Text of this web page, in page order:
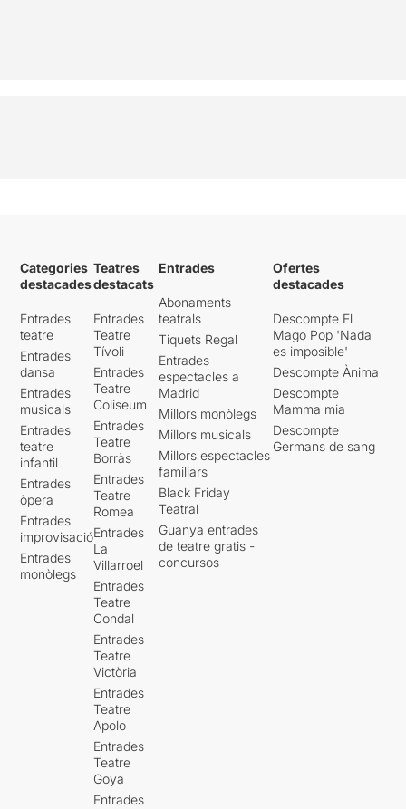
Categories
destacades
Entrades
teatre
Entrades
dansa
Entrades
musicals
Entrades
teatre
infantil
Entrades
òpera
Entrades
improvisació
Entrades
monòlegs
Teatres
destacats
Entrades
Teatre
Tívoli
Entrades
Teatre
Coliseum
Entrades
Teatre
Borràs
Entrades
Teatre
Romea
Entrades
La
Villarroel
Entrades
Teatre
Condal
Entrades
Teatre
Victòria
Entrades
Teatre
Apolo
Entrades
Teatre
Goya
Entrades
Entrades
Abonaments
teatrals
Tiquets Regal
Entrades
espectacles a
Madrid
Millors monòlegs
Millors musicals
Millors espectacles
familiars
Black Friday
Teatral
Guanya entrades
de teatre gratis -
concursos
Ofertes
destacades
Descompte El
Mago Pop 'Nada
es imposible'
Descompte Ànima
Descompte
Mamma mia
Descompte
Germans de sang